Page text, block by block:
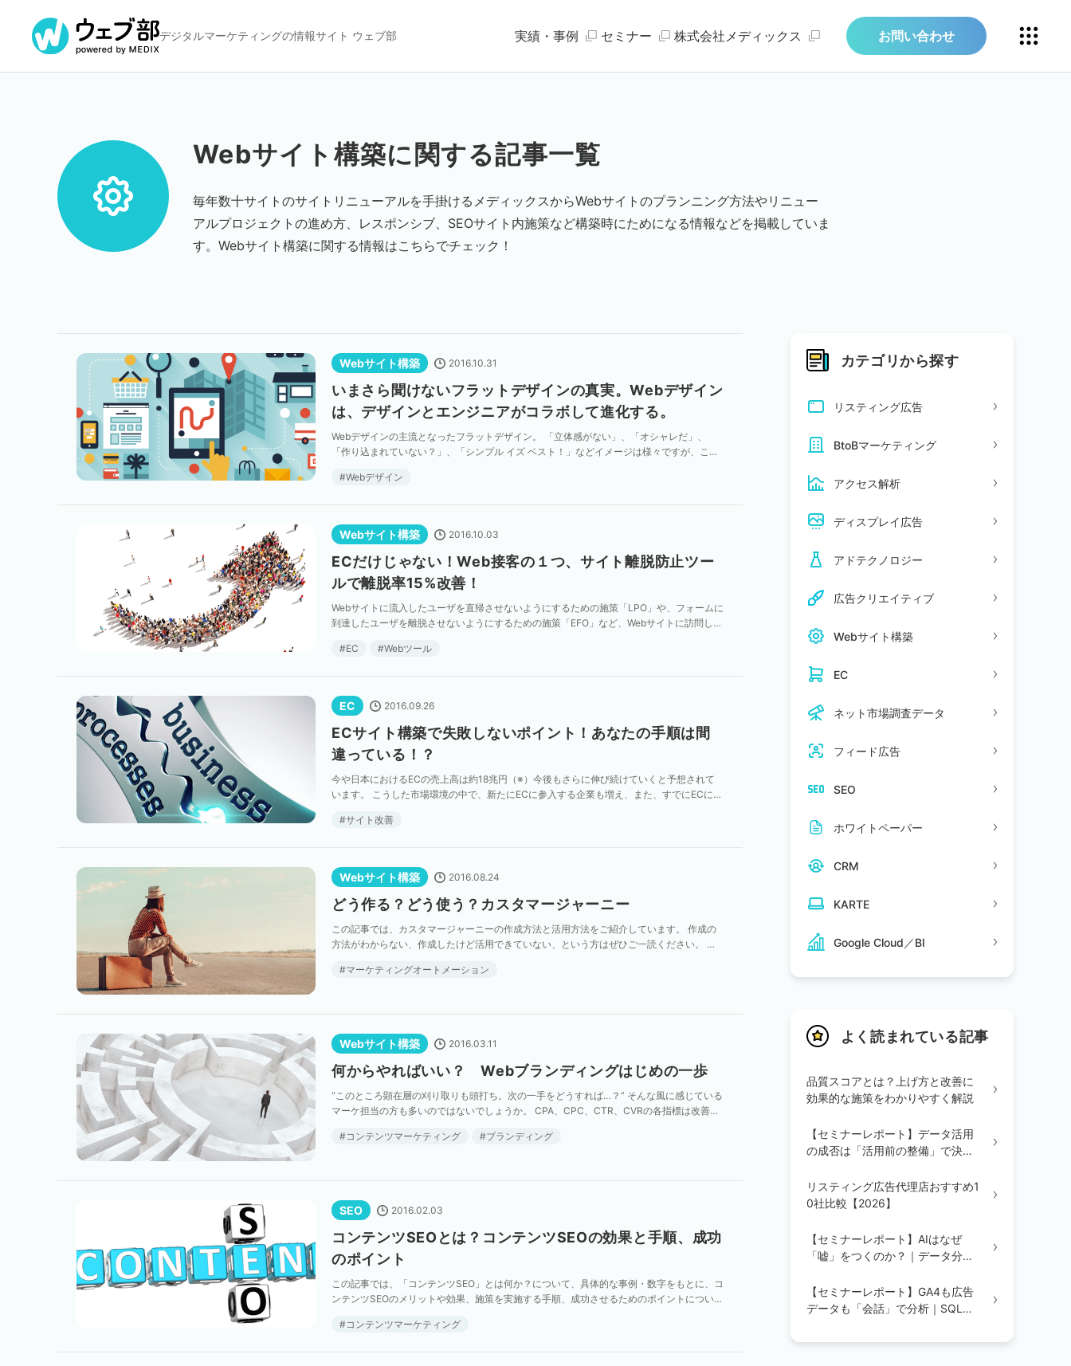
デジタルマーケティングの情報サイト ウェブ部 実績・事例 セミナー 株式会社メディックス お問い合わせ
Webサイト構築に関する記事一覧
毎年数十サイトのサイトリニューアルを手掛けるメディックスからWebサイトのプランニング方法やリニュー
アルプロジェクトの進め方、レスポンシブ、SEOサイト内施策など構築時にためになる情報などを掲載していま
す。Webサイト構築に関する情報はこちらでチェック！
Webサイト構築 2016.10.31
いまさら聞けないフラットデザインの真実。Webデザイン
は、デザインとエンジニアがコラボして進化する。
Webデザインの主流となったフラットデザイン。 「立体感がない」、「オシャレだ」、
「作り込まれていない？」、「シンプル イズ ベスト！」などイメージは様々ですが、この
Webデザイン
Webサイト構築 2016.10.03
ECだけじゃない！Web接客の１つ、サイト離脱防止ツー
ルで離脱率15%改善！
Webサイトに流入したユーザを直帰させないようにするための施策「LPO」や、フォームに
到達したユーザを離脱させないようにするための施策「EFO」など、Webサイトに訪問した
EC
Webツール
EC 2016.09.26
ECサイト構築で失敗しないポイント！あなたの手順は間
違っている！？
今や日本におけるECの売上高は約18兆円（※）今後もさらに伸び続けていくと予想されて
います。 こうした市場環境の中で、新たにECに参入する企業も増え、また、すでにECに取
サイト改善
Webサイト構築 2016.08.24
どう作る？どう使う？カスタマージャーニー
この記事では、カスタマージャーニーの作成方法と活用方法をご紹介しています。 作成の
方法がわからない、作成したけど活用できていない、という方はぜひご一読ください。 カ
マーケティングオートメーション
Webサイト構築 2016.03.11
何からやればいい？ Webブランディングはじめの一歩
“このところ顕在層の刈り取りも頭打ち。次の一手をどうすれば…？” そんな風に感じている
マーケ担当の方も多いのではないでしょうか。 CPA、CPC、CTR、CVRの各指標は改善で
コンテンツマーケティング
ブランディング
SEO 2016.02.03
コンテンツSEOとは？コンテンツSEOの効果と手順、成功
のポイント
この記事では、「コンテンツSEO」とは何か？について、具体的な事例・数字をもとに、コ
ンテンツSEOのメリットや効果、施策を実施する手順、成功させるためのポイントについて
コンテンツマーケティング
カテゴリから探す
リスティング広告
BtoBマーケティング
アクセス解析
ディスプレイ広告
アドテクノロジー
広告クリエイティブ
Webサイト構築
EC
ネット市場調査データ
フィード広告
SEO
ホワイトペーパー
CRM
KARTE
Google Cloud／BI
よく読まれている記事
品質スコアとは？上げ方と改善に
効果的な施策をわかりやすく解説
【セミナーレポート】データ活用
の成否は「活用前の整備」で決ま
3ステップを解説
リスティング広告代理店おすすめ1
0社比較【2026】
【セミナーレポート】AIはなぜ
「嘘」をつくのか？｜データ分析
要性
【セミナーレポート】GA4も広告
データも「会話」で分析｜SQL不